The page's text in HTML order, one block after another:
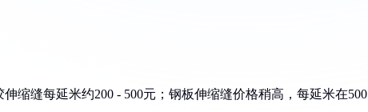
缩缝每延米约200 - 500元；钢板伸缩缝价格稍高，每延米在500